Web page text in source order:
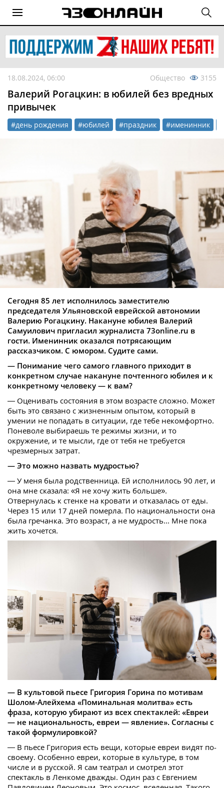
18.08.2024, 06:00 Общество 3155
Валерий Рогацкин: в юбилей без вредных
привычек
#день рождения #юбилей #праздник #именинник
Сегодня 85 лет исполнилось заместителю
председателя Ульяновской еврейской автономии
Валерию Рогацкину. Накануне юбилея Валерий
Самуилович пригласил журналиста 73online.ru в
гости. Именинник оказался потрясающим
рассказчиком. С юмором. Судите сами.
— Понимание чего самого главного приходит в
конкретном случае накануне почтенного юбилея и к
конкретному человеку — к вам?
— Оценивать состояния в этом возрасте сложно. Может
быть это связано с жизненным опытом, который в
умении не попадать в ситуации, где тебе некомфортно.
Поневоле выбираешь те режимы жизни, и то
окружение, и те мысли, где от тебя не требуется
чрезмерных затрат.
— Это можно назвать мудростью?
— У меня была родственница. Ей исполнилось 90 лет, и
она мне сказала: «Я не хочу жить больше».
Отвернулась к стенке на кровати и отказалась от еды.
Через 15 или 17 дней померла. По национальности она
была гречанка. Это возраст, а не мудрость... Мне пока
жить хочется.
— В культовой пьесе Григория Горина по мотивам
Шолом-Алейхема «Поминальная молитва» есть
фраза, которую убирают из всех спектаклей: «Евреи
— не национальность, евреи — явление». Согласны с
такой формулировкой?
— В пьесе Григория есть вещи, которые евреи видят по-
своему. Особенно евреи, которые в культуре, в том
числе и в русской. Я сам театрал и смотрел этот
спектакль в Ленкоме дважды. Один раз с Евгением